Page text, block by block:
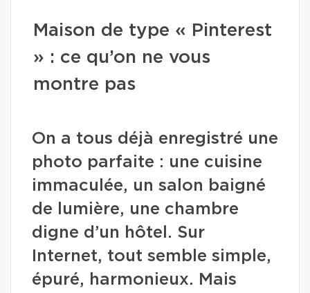
Maison de type « Pinterest
» : ce qu’on ne vous
montre pas
On a tous déjà enregistré une
photo parfaite : une cuisine
immaculée, un salon baigné
de lumière, une chambre
digne d’un hôtel. Sur
Internet, tout semble simple,
épuré, harmonieux. Mais